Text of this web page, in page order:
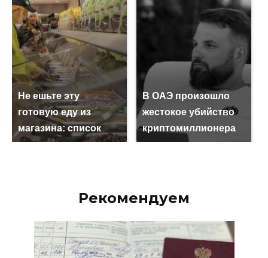
Не ешьте эту
готовую еду из
магазина: список
В ОАЭ произошло
жестокое убийство
криптомиллионера
Рекомендуем